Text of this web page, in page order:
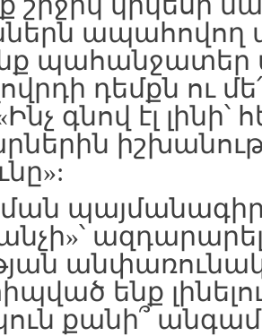
ապահովող
պահանջատեր
դեմքն ու
գնով էլ լինի՝
պայմանագիր,
ենք
քանի՞